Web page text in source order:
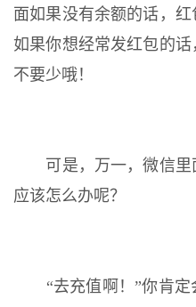
面如果没有余额的话，红
如果你想经常发红包的
不要少哦！
可是，万一，微信里
应该怎么办呢？
“去充值啊！”你肯定